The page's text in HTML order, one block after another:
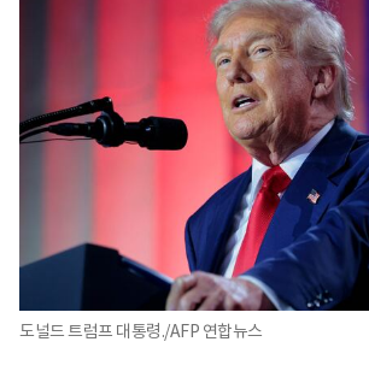
도널드 트럼프 대통령./AFP 연합뉴스